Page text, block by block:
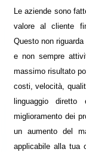
Le aziende sono
valore al cliente
Questo non
e non sempre
massimo risultato
costi, velocità,
linguaggio
miglioramento dei
un aumento del
applicabile alla tua